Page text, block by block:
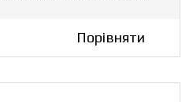
Порівняти